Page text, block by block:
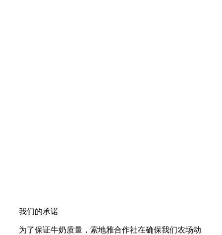
我们的承诺
为了保证牛奶质量，索地雅合作社在确保我们农场动